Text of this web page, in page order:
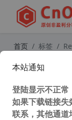
首页 标签
本站通知
登陆显示不正常
如果下载链接失
联系，其他通